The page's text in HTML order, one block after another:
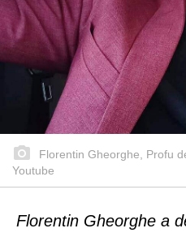
Florentin Gheorghe, Profu
Youtube
Florentin Gheorghe a